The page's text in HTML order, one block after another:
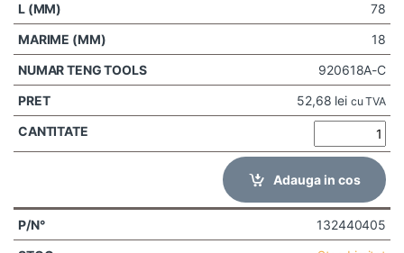
78
18
920618A-C
52,68 lei cu TVA
Adauga in cos
132440405